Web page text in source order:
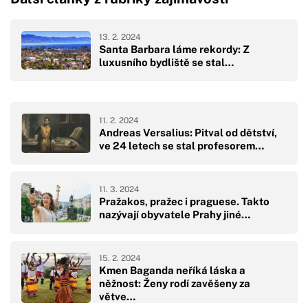
Santa Barbara láme rekordy: Z
luxusního bydliště se stal…
13. 2. 2024
Andreas Versalius: Pitval od dětství,
ve 24 letech se stal profesorem…
11. 2. 2024
Pražakos, pražec i praguese. Takto
nazývají obyvatele Prahy jiné…
11. 3. 2024
Kmen Baganda neříká láska a
něžnost: Ženy rodí zavěšeny za
větve…
15. 2. 2024